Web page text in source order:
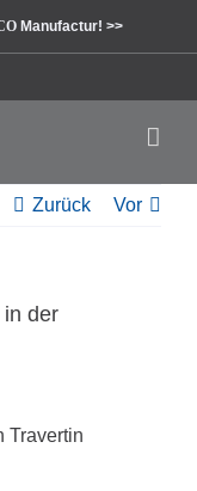
Manufactur! >>
Zurück Vor
der